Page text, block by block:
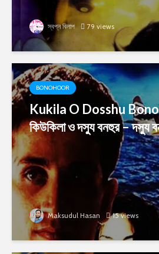
স্বপ্ন বিলাপ 79 views
BONOHOOR
Kukila O Dosshu
কিউকিলা ও দস্যু বনহুর – দস্যু
Maksudul Hasan 15 views